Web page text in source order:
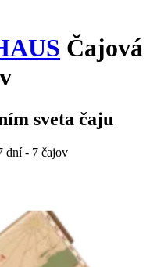
Čajová
sveta čaju
dní - 7 čajov